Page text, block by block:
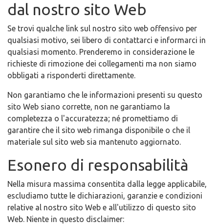
dal nostro sito Web
Se trovi qualche link sul nostro sito web offensivo per
qualsiasi motivo, sei libero di contattarci e informarci in
qualsiasi momento. Prenderemo in considerazione le
richieste di rimozione dei collegamenti ma non siamo
obbligati a risponderti direttamente.
Non garantiamo che le informazioni presenti su questo
sito Web siano corrette, non ne garantiamo la
completezza o l'accuratezza; né promettiamo di
garantire che il sito web rimanga disponibile o che il
materiale sul sito web sia mantenuto aggiornato.
Esonero di responsabilità
Nella misura massima consentita dalla legge applicabile,
escludiamo tutte le dichiarazioni, garanzie e condizioni
relative al nostro sito Web e all'utilizzo di questo sito
Web. Niente in questo disclaimer: